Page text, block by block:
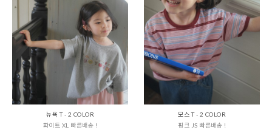
뉴욕 T - 2 COLOR
화이트 XL 빠른배송 !
모스 T - 2 COLOR
핑크 JS 빠른배송 !